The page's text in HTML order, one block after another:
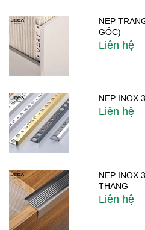
NẸP
GÓC)
Liên hệ
NẸP INOX
Liên hệ
NẸP INOX
THANG
Liên hệ